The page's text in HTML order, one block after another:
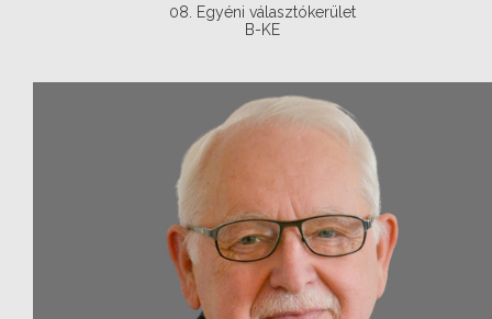
08. Egyéni választókerület
B-KE